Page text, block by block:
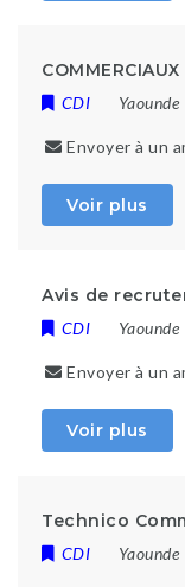
CDI Yaounde
Envoyer à un
Voir plus
Avis de
CDI Yaounde
Envoyer à un
Voir plus
Technico
CDI Yaounde